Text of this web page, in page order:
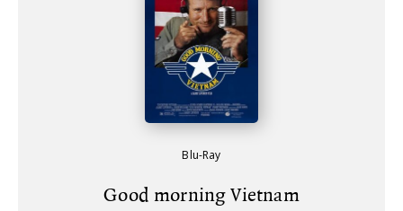
Blu-Ray
Good morning Vietnam